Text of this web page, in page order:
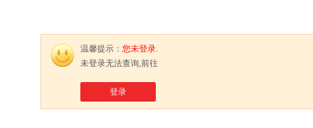
温馨提示： 您未登录.
未登录无法查询,前往
登录